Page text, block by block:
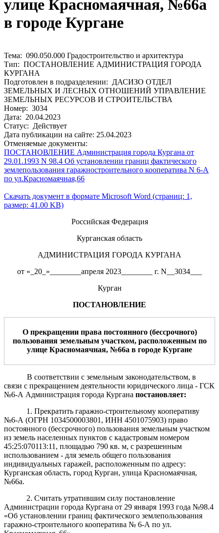
улице Красномаячная, №66а
в городе Кургане
Тема: 090.050.000 Градостроительство и архитектура
Тип: ПОСТАНОВЛЕНИЕ АДМИНИСТРАЦИЯ ГОРОДА
КУРГАНА
Подготовлен в подразделении: ДАСИЗО ОТДЕЛ
ЗЕМЕЛЬНЫХ И ЛЕСНЫХ ОТНОШЕНИЙ УПРАВЛЕНИЕ
ЗЕМЕЛЬНЫХ РЕСУРСОВ И СТРОИТЕЛЬСТВА
Номер: 3034
Дата: 20.04.2023
Статус: Действует
Дата публикации на сайте: 25.04.2023
Отменяемые документы:
ПОСТАНОВЛЕНИЕ Администрация города Кургана от
29.01.1993 N 98.4 Об установлении границ фактического
землепользования гаражностроительного кооператива N 6-А
по ул.Красномаячная,66
Скачать документ в формате Microsoft Word (страниц: 1,
размер: 41.00 KB)
Российская Федерация
Курганская область
АДМИНИСТРАЦИЯ ГОРОДА КУРГАНА
от «_20_»________апреля 2023________ г. N__3034___
Курган
ПОСТАНОВЛЕНИЕ
О прекращении права постоянного (бессрочного)
пользованияземельнымучастком, расположенным по
улице Красномаячная, №66а в городе Кургане
В соответствии с земельным законодательством, в
связи с прекращением деятельности юридического лица - ГСК
№6-А Администрация города Кургана постановляет:
1. Прекратить гаражно-строительному кооперативу
№6-А (ОГРН 1034500003801, ИНН 4501075903) право
постоянного (бессрочного) пользования земельным участком
из земель населенных пунктов с кадастровым номером
45:25:070113:11, площадью 790 кв. м, с разрешенным
использованием - для земель общего пользования
индивидуальных гаражей, расположенным по адресу:
Курганская область, город Курган, улица Красномаячная,
№66а.
2. Считать утратившим силу постановление
Администрации города Кургана от 29 января 1993 года №98.4
«Об установлении границ фактического землепользования
гаражно-строительного кооператива № 6-А по ул.